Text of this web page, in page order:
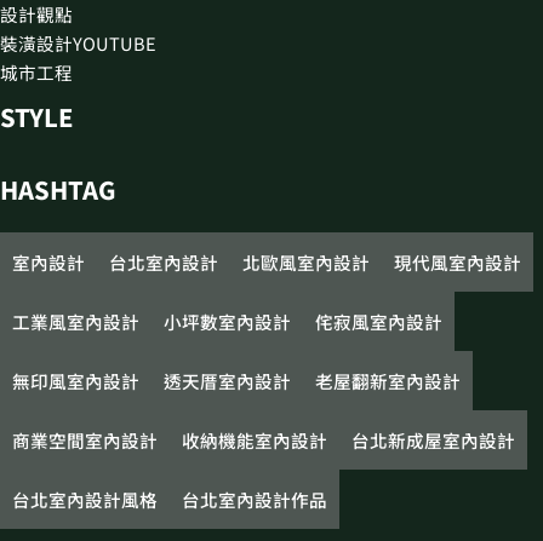
設計觀點
裝潢設計YOUTUBE
城市工程
STYLE
HASHTAG
室內設計 台北室內設計 北歐風室內設計 現代風室內設計
工業風室內設計 小坪數室內設計 侘寂風室內設計
無印風室內設計 透天厝室內設計 老屋翻新室內設計
商業空間室內設計 收納機能室內設計 台北新成屋室內設計
台北室內設計風格 台北室內設計作品